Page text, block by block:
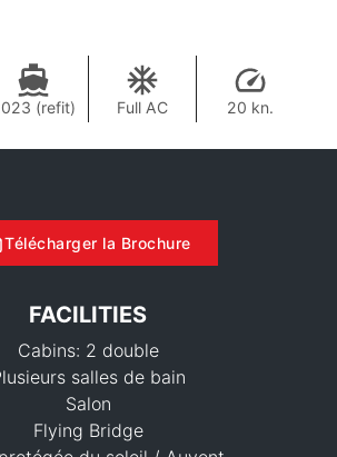
(refit) Full AC 20 kn.
Télécharger la Brochure
FACILITIES
Cabins: 2 double
salles de bain
Salon
Flying Bridge